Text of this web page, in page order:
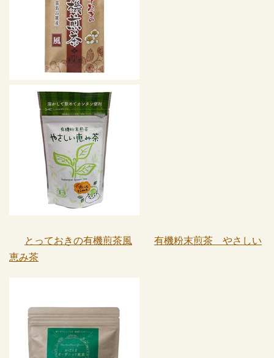
とっておきの有機煎茶風
有機粉末煎茶 やさしい
恵み茶